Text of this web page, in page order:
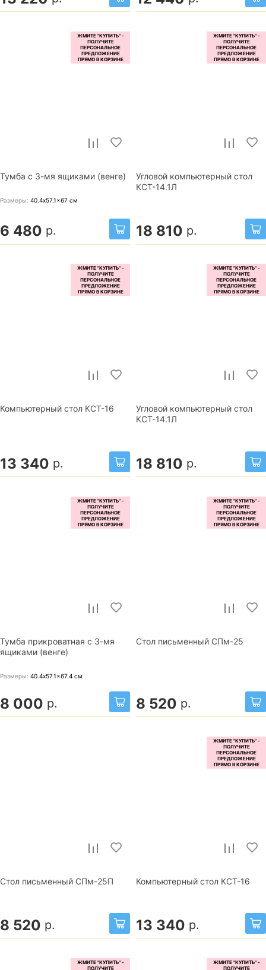
Тумба с 3-мя ящиками (венге)
Размеры: 40.4x57.1x67 см
6 480 р.
Угловой компьютерный стол
КСТ-14.1Л
18 810 р.
Компьютерный стол КСТ-16
13 340 р.
Угловой компьютерный стол
КСТ-14.1Л
18 810 р.
Тумба прикроватная с 3-мя
ящиками (венге)
Размеры: 40.4x57.1x67.4 см
8 000 р.
Стол письменный СПм-25
8 520 р.
Стол письменный СПм-25П
8 520 р.
Компьютерный стол КСТ-16
13 340 р.